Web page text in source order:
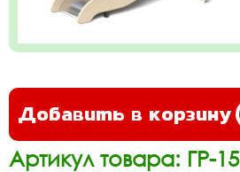
Добавить в корзину
Артикул товара: ГР-15